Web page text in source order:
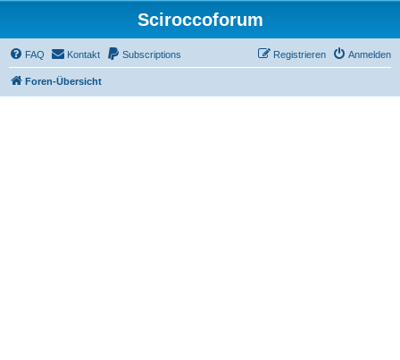
Sciroccoforum
FAQ Kontakt Subscriptions Anmelden
Registrieren
Foren-Übersicht